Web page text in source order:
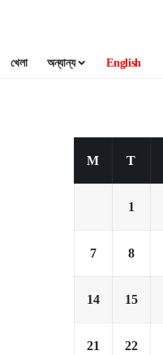
খেলা অন্যান্য English
M T
1
7 8
14 15
21 22